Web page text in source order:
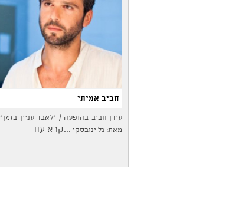
חביב אמיתי
עידן חביב בהופעה / "לאבד עניין בזמן"
מאת: גל ינובסקי
...קרא עוד